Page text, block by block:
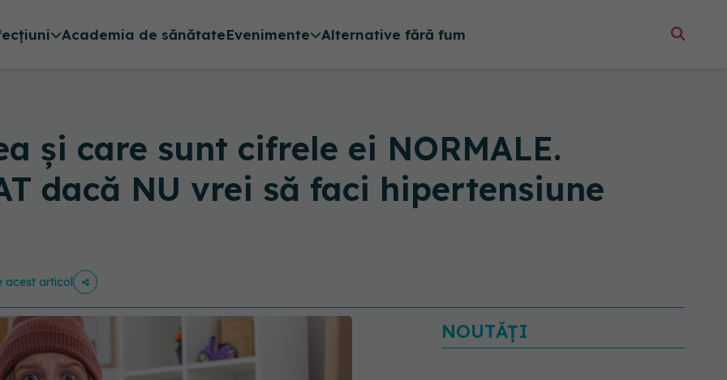
Academia de sănătateEvenimente Alternative fără fum
și care sunt cifrele ei NORMALE.
dacă NU vrei să faci hipertensiune
acest articol
NOUTĂȚI